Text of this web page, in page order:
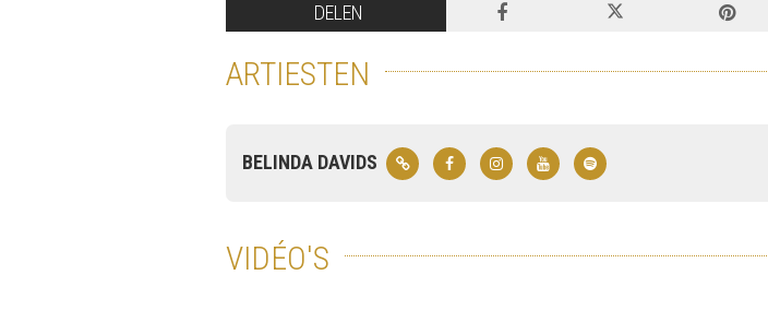
DELEN
ARTIESTEN
BELINDA DAVIDS
VIDÉO'S